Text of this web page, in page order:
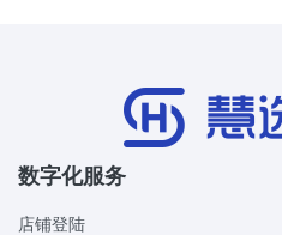
数字化服务
店铺登陆